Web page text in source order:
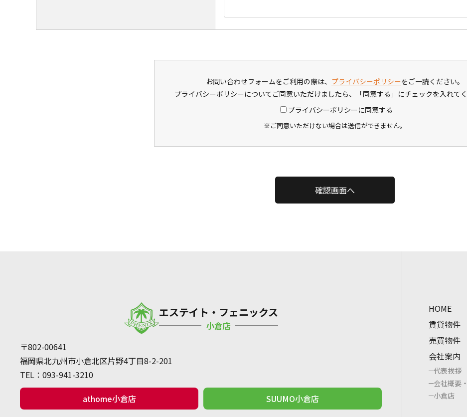
お問い合わせフォームをご利用の際は、 プライバシーポリシーをご一読ください。
プライバシーポリシーについてご同意いただけましたら、「同意する」にチェックを入れてく
プライバシーポリシーに同意する
ご同意いただけない場合は送信ができません。
確認画面へ
エステイト・フェニックス
小倉店
〒802-00641
福岡県北九州市小倉北区片野4丁目8-2-201
TEL：093-941-3210
athome小倉店
SUUMO小倉店
HOME
賃貸物件
売買物件
会社案内
代表挨拶
会社概要
小倉店